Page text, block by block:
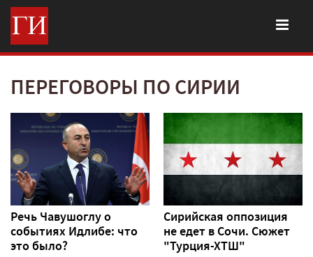
ПЕРЕГОВОРЫ ПО СИРИИ
Речь Чавушоглу о
событиях Идлибе: что
это было?
Сирийская оппозиция
не едет в Сочи. Сюжет
"Турция-ХТШ"